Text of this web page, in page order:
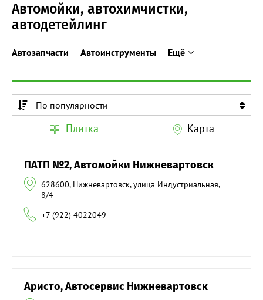
Автомойки, автохимчистки,
автодетейлинг
Автозапчасти Автоинструменты Ещё
По популярности
По алфавиту
Плитка Карта
ПАТП №2, Автомойки Нижневартовск
628600, Нижневартовск, улица Индустриальная,
8/4
+7 (922) 4022049
Аристо, Автосервис Нижневартовск